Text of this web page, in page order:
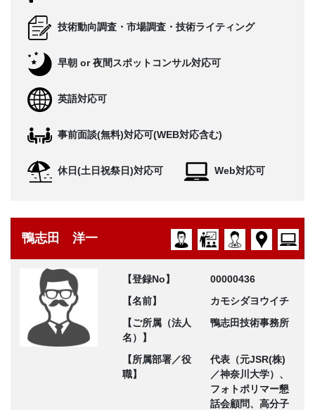
技術動向調査・市場調査・技術ライティング
早朝 or 夜間スポットコンサル対応可
英語対応可
事前面談(無料)対応可(WEB対応含む)
休日(土日祝祭日)対応可 Web対応可
鴨志田 洋一
【登録No】
00000436
【名前】
カモシダヨウイチ
【ご所属（法人
名）】
鴨志田技術事務所
【所属部署／役
職】
代表（元JSR(株)
／神奈川大学）、
フォトポリマー懇
話会顧問、高分子